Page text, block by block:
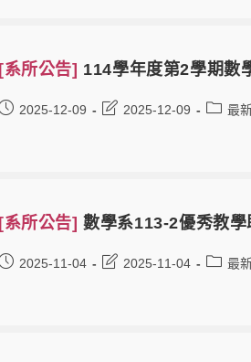
[系所公告] 114學年度第2學期數
2025-12-09 2025-12-09 最
[系所公告]數學系113-2優秀教學
2025-11-04 2025-11-04 最